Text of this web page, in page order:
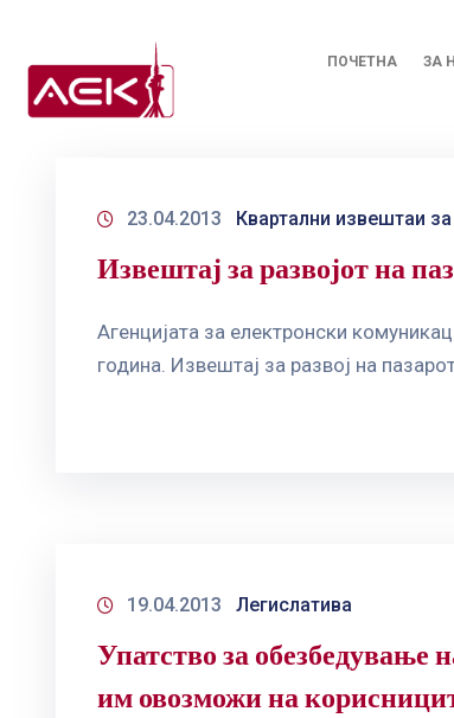
ПОЧЕТНА ЗА
23.04.2013 Квартални извештаи
Извештај за развојот на
Агенцијата за електронски
година. Извештај за развој на
19.04.2013 Легислатива
Упатство за обезбедување
им овозможи на